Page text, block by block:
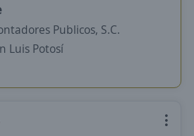
Publicos, S.C.
Luis Potosí